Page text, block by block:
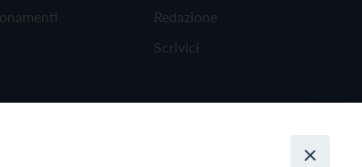
Redazione
Scrivici